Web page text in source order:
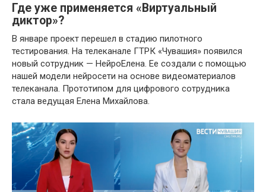
Где уже применяется «Виртуальный
диктор»?
В январе проект перешел в стадию пилотного
тестирования. На телеканале ГТРК «Чувашия» появился
новый сотрудник — НейроЕлена. Ее создали с помощью
нашей модели нейросети на основе видеоматериалов
телеканала. Прототипом для цифрового сотрудника
стала ведущая Елена Михайлова.